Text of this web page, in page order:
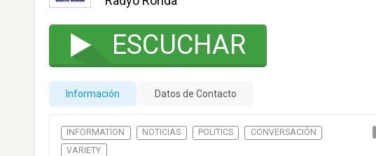
ESCUCHAR
Información Datos de Contacto
INFORMATION NOTICIAS POLITICS
CONVERSACIÓN
VARIETY